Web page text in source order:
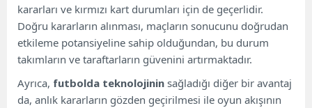
kararları ve kırmızı kart durumları için de geçerlidir.
Doğru kararların alınması, maçların sonucunu doğrudan
etkileme potansiyeline sahip olduğundan, bu durum
takımların ve taraftarların güvenini artırmaktadır.
Ayrıca, futbolda teknolojinin sağladığı diğer bir avantaj
da, anlık kararların gözden geçirilmesi ile oyun akışının